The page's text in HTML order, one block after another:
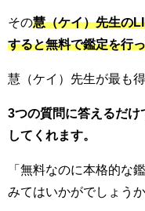
その慧（ケイ）先生の
すると無料で鑑定を行
慧（ケイ）先生が最も
3つの質問に答えるだ
してくれます。
「無料なのに本格的な
みてはいかがでしょう